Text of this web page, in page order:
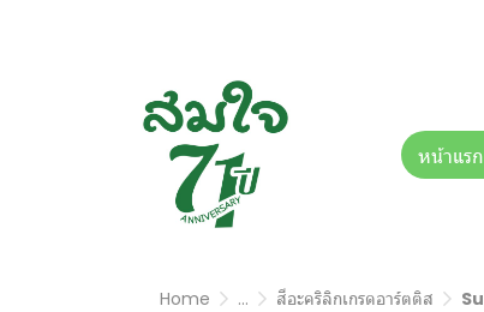
หน้าแรก
Home ... สีอะคริลิกเกรดอาร์ตติส